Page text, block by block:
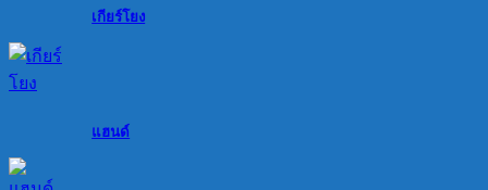
เกียร์โยง
แฮนด์